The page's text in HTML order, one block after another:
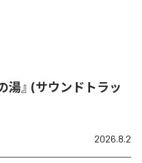
湯』 (サウンドトラッ
2026.8.2